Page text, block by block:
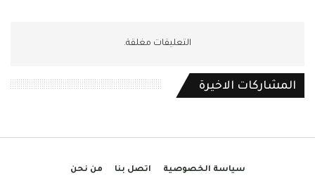
التعليقات مغلقة.
المشاركات الاخيرة
سياسة الخصوصية اتصل بنا من نحن